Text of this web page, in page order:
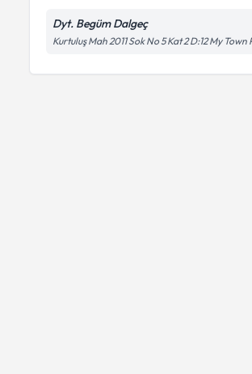
Dyt. Begüm Dalgeç
Kurtuluş Mah 2011 Sok No 5 Kat 2 D:12 My Town